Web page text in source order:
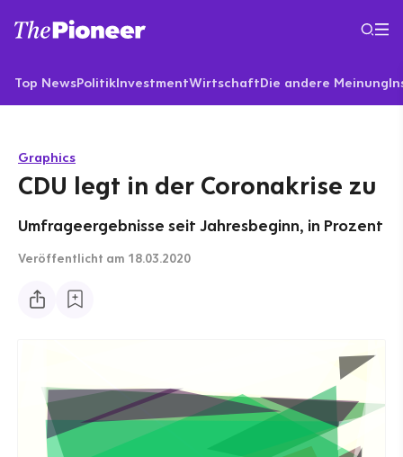
Top NewsPolitikInvestmentWirtschaftDie andere Meinung
Graphics
CDU legt in der Coronakrise zu
Umfrageergebnisse seit Jahresbeginn, in Prozent
Veröffentlicht am 18.03.2020